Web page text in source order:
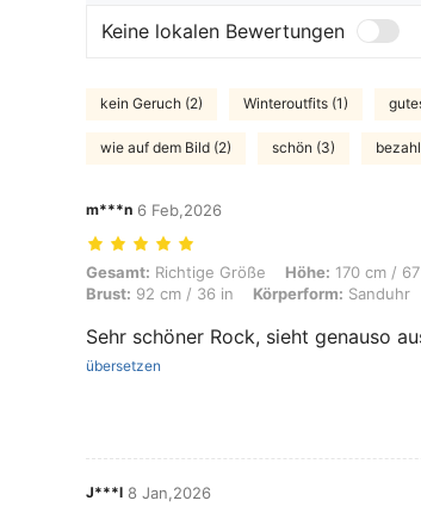
Keine lokalen Bewertungen
kein Geruch (2) Winteroutfits (1)
wie auf dem Bild (2) schön (3)
m***n 6 Feb,2026
Gesamt: Richtige Größe, Höhe: 170 cm / 67 in,
Gesamt: Richtige Größe Höhe: 170 cm /
Brust: 92 cm / 36 in Körperform: Sanduhr
Sehr schöner Rock, sieht genauso
übersetzen
J***l 8 Jan,2026